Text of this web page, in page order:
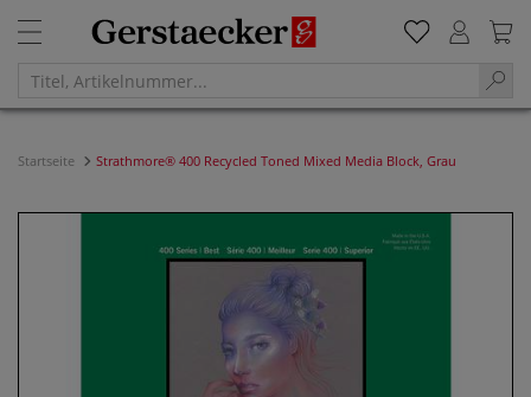
Startseite Strathmore® 400 Recycled Toned Mixed Media Block, Grau